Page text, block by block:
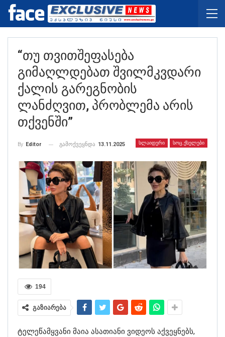
“თუ Თვითშეფასება
Გიმაღლდებათ Შვილმკვდარი
Ქალის Გარეგნობის
Ლანძღვით, Პრობლემა Არის
Თქვენში”
ᲡᲚᲐᲘᲓᲔᲠᲘ ᲡᲝᲪ.ᲥᲡᲔᲚᲔᲑᲘ
By Editor გამოქვეყნდა 13.11.2025
194
გაზიარება
ტელეწამყვანი მაია ასათიანი ვიდეოს აქვეყნებს,